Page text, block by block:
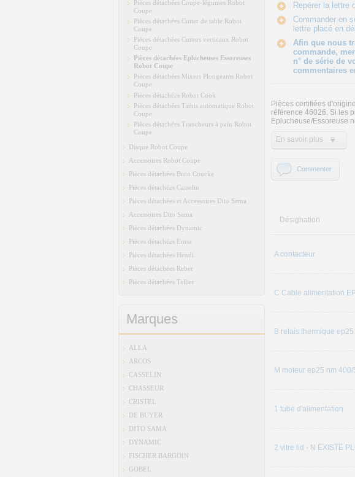
Pièces détachées Coupe-légumes Robot
Coupe
Pièces détachées Cutter de table Robot
Coupe
Pièces détachées Cutters verticaux Robot
Coupe
Pièces détachées Eplucheuses Essoreuses
Robot Coupe
Pièces détachées Mixers Plongeants Robot
Coupe
Pièces détachées Robot Cook
Pièces détachées Tamis automatique Robot
Coupe
Pièces détachées Trancheurs à pain Robot
Coupe
Disque Robot Coupe
Accessoires Robot Coupe
Pièces détachées Bron Coucke
Pièces détachées Casselin
Pièces détachées et Accessoires Dito Sama
Accessoires Dito Sama
Pièces détachées Dynamic
Pièces détachées Emsa
Pièces détachées Hendi
Pièces détachées Reber
Pièces détachées Tellier
Marques
ALLA
ARCOS
CASSELIN
CHASSEUR
CRISTEL
DE BUYER
DITO SAMA
DYNAMIC
FISCHER BARGOIN
GOBEL
Repérer la lettre
Commander en
lettre placé en
Afin que nous
commande,
n° de série de
commentaires
Pièces certifiées
référence 46026. Si les
Eplucheuse/Essoreuse
En savoir plus
Commenter
Désignation
A contacteur
C Cable alimentation
B relais thermique ep25
M moteur ep25 nm 400/
1 tube d'alimentation
2 vitre lid - N EXISTE